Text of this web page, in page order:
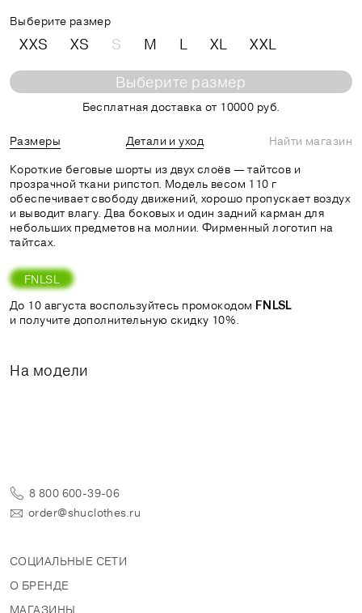
Выберите размер
XXS XS S M L XL XXL
Выберите размер
Бесплатная доставка от 10000 руб.
Размеры Детали и уход
Найти магазин
Короткие беговые шорты из двух слоёв — тайтсов и
прозрачной ткани рипстоп. Модель весом 110 г
обеспечивает свободу движений, хорошо пропускает воздух
и выводит влагу. Два боковых и один задний карман для
небольших предметов на молнии. Фирменный логотип на
тайтсах.
FNLSL
До 10 августа воспользуйтесь промокодом FNLSL
и получите дополнительную скидку 10%.
На модели
8 800 600-39-06
order@shuclothes.ru
СОЦИАЛЬНЫЕ СЕТИ
О БРЕНДЕ
МАГАЗИНЫ